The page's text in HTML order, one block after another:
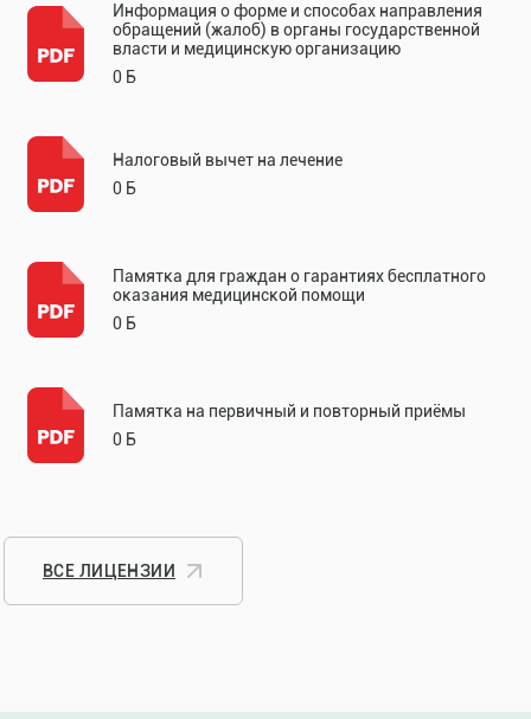
Информация о форме и способах направления
обращений (жалоб) в органы государственной
власти и медицинскую организацию
0 Б
Налоговый вычет на лечение
0 Б
Памятка для граждан о гарантиях бесплатного
оказания медицинской помощи
0 Б
Памятка на первичный и повторный приёмы
0 Б
ВСЕ ЛИЦЕНЗИИ